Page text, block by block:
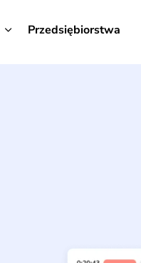
Przedsiębiorstwa